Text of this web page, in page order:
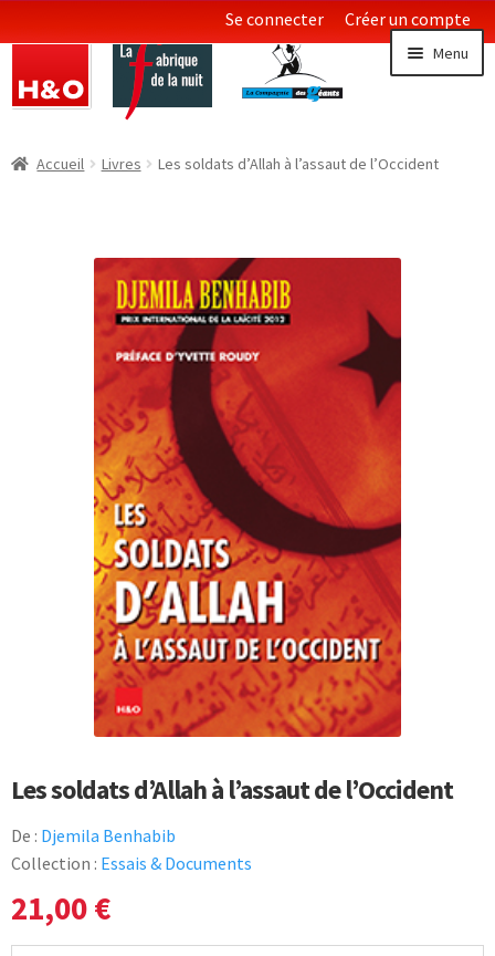
Se connecter
Créer un compte
Aller
la
Aller
contenu
Menu
Collections LGBT
Accueil Livres Les soldats d’Allah à l’assaut de l’Occident
Les soldats d’Allah à l’assaut de l’Occident
De : Djemila Benhabib
Collection : Essais & Documents
21,00€